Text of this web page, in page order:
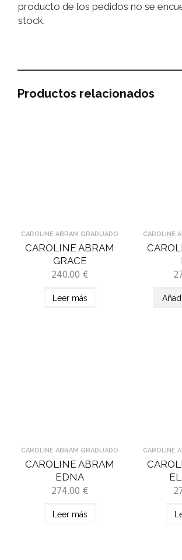
producto de los pedidos no se
stock.
Productos relacionados
CAROLINE ABRAM GRADUADO
CAROLINE ABRAM
GRACE
240.00 €
Leer más
CAROLINE
CAROLINE ABRAM GRADUADO
CAROLINE ABRAM
EDNA
274.00 €
Leer más
CAROLINE